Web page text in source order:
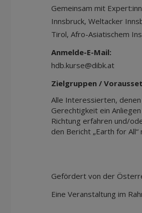
Gemeinsam mit
Innsbruck, Weltacker
Tirol, Afro-Asiatischem
Anmelde-E-Mail:
hdb.kurse@dibk.at
Zielgruppen /
Alle Interessierten, denen
Gerechtigkeit ein
Richtung erfahren und/
den Bericht „Earth for
Gefördert von der
Eine Veranstaltung im